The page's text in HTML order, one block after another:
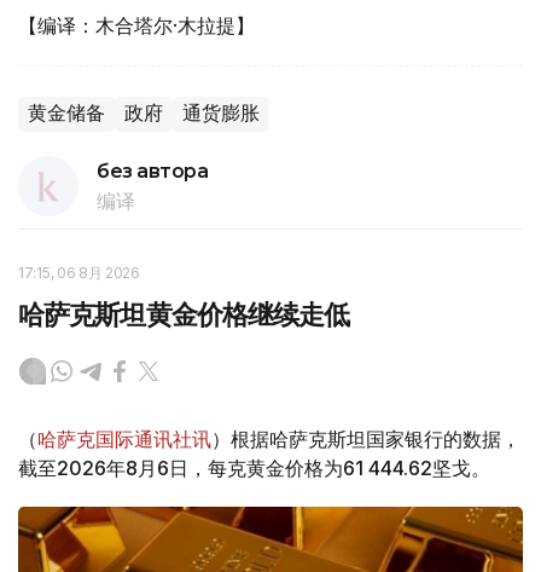
【编译：木合塔尔·木拉提】
黄金储备 政府 通货膨胀
без автора
编译
17:15, 06 8月 2026
哈萨克斯坦黄金价格继续走低
（哈萨克国际通讯社讯）根据哈萨克斯坦国家银行的数据，
截至2026年8月6日，每克黄金价格为61 444.62坚戈。